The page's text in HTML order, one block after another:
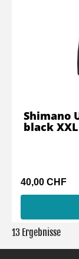
40,00 CHF
Shimano
black XXL
13 Ergebnisse